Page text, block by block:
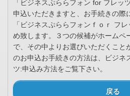
「ビジネスぷららフォン for フレッ
申込いただきますと、お手続きの際
「ビジネスぷららフォンｆｏｒ フ
め致します。３つの候補がホームペ
で、その中よりお選びいただくこと
のお申込お手続きの方法は、ビジネ
ツ:申込み方法をご覧下さい。
戻る